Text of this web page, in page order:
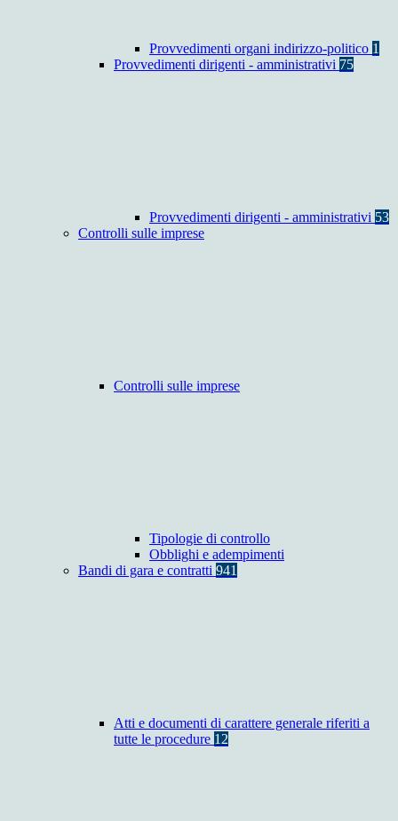
Provvedimenti organi indirizzo-politico 1
Provvedimenti dirigenti - amministrativi 75
Provvedimenti dirigenti - amministrativi 53
Controlli sulle imprese
Controlli sulle imprese
Tipologie di controllo
Obblighi e adempimenti
Bandi di gara e contratti 941
Atti e documenti di carattere generale riferiti a
tutte le procedure 12